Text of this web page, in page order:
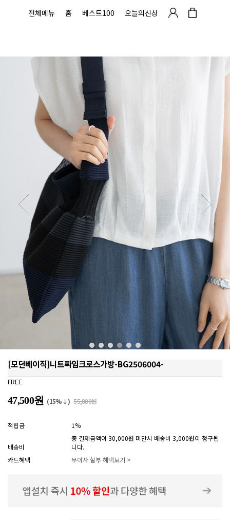
전체메뉴 홈 베스트100 오늘의신상
[모던베이직]니트짜임크로스가방-BG2506004-
FREE
47,500원 (15%↓) 55,800원
적립금 1%
배송비
총 결제금액이 30,000원 미만시 배송비 3,000원이 청구됩
니다.
카드혜택
무이자 할부 혜택보기 >